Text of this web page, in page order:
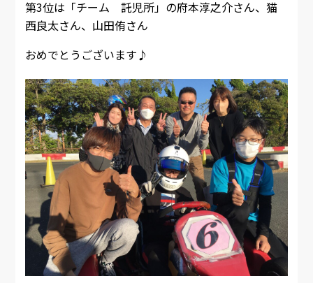
第3位は「チーム 託児所」の府本淳之介さん、猫
西良太さん、山田侑さん
おめでとうございます♪